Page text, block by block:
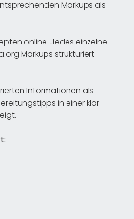
Markups als
online. Jedes einzelne
Markups strukturiert
Informationen als
in einer klar